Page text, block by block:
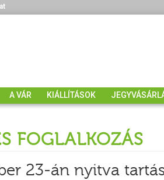
A VÁR KIÁLLÍTÁSOK
FOGLALKOZÁS
23-án nyitva